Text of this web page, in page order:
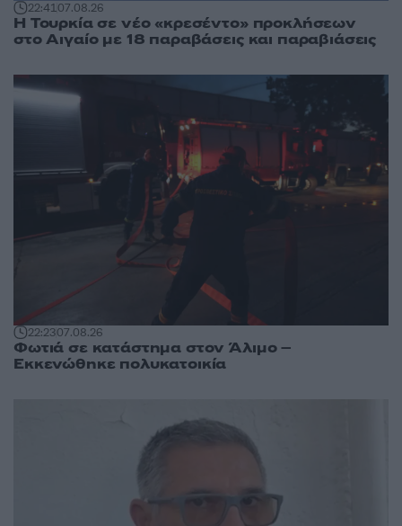
22:4107.08.26
Η Τουρκία σε νέο «κρεσέντο» προκλήσεων
στο Αιγαίο με 18 παραβάσεις και παραβιάσεις
22:2307.08.26
Φωτιά σε κατάστημα στον Άλιμο –
Εκκενώθηκε πολυκατοικία